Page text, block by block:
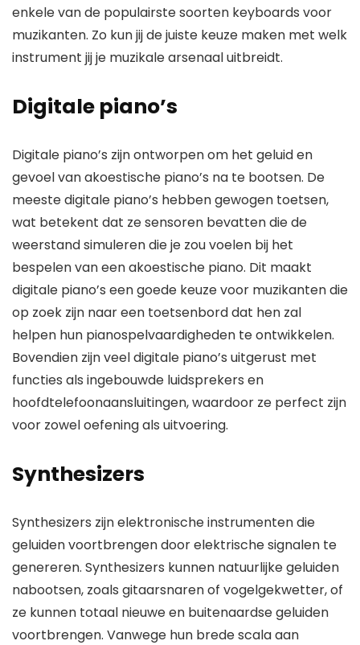
enkele van de populairste soorten keyboards voor
muzikanten. Zo kun jij de juiste keuze maken met welk
instrument jij je muzikale arsenaal uitbreidt.
Digitale piano’s
Digitale piano’s zijn ontworpen om het geluid en
gevoel van akoestische piano’s na te bootsen. De
meeste digitale piano’s hebben gewogen toetsen,
wat betekent dat ze sensoren bevatten die de
weerstand simuleren die je zou voelen bij het
bespelen van een akoestische piano. Dit maakt
digitale piano’s een goede keuze voor muzikanten die
op zoek zijn naar een toetsenbord dat hen zal
helpen hun pianospelvaardigheden te ontwikkelen.
Bovendien zijn veel digitale piano’s uitgerust met
functies als ingebouwde luidsprekers en
hoofdtelefoonaansluitingen, waardoor ze perfect zijn
voor zowel oefening als uitvoering.
Synthesizers
Synthesizers zijn elektronische instrumenten die
geluiden voortbrengen door elektrische signalen te
genereren. Synthesizers kunnen natuurlijke geluiden
nabootsen, zoals gitaarsnaren of vogelgekwetter, of
ze kunnen totaal nieuwe en buitenaardse geluiden
voortbrengen. Vanwege hun brede scala aan